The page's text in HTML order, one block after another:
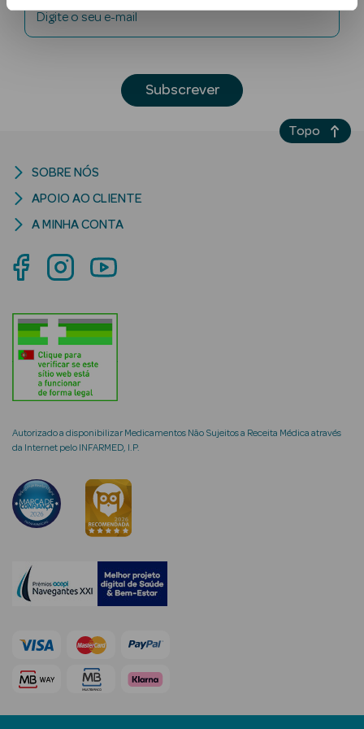
Solares
Lábios
Solares Bebé e
Criança
Rosto e
Ver Tudo
Cosmética
Hidratantes
envelhecimento
Digite o seu e-mail
Subscrever
Autorizado a disponibilizar Medicamentos Não Sujeitos a Receita Médica através
da Internet pelo INFARMED, I.P.
SOBRE NÓS
APOIO AO CLIENTE
A MINHA CONTA
Topo